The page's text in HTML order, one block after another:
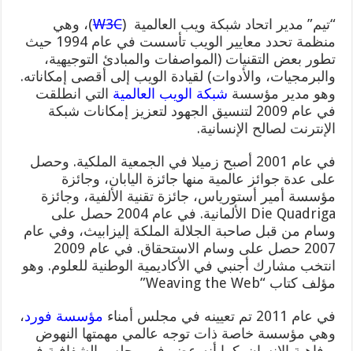
“تيم” مدير اتحاد شبكة ويب العالمية (W3C)، وهي
منظمة تحدد معايير الويب تأسست في عام 1994 حيث
تطور بعض التقنيات (المواصفات والمبادئ التوجيهية،
والبرمجيات، والأدوات) لقيادة الويب إلى أقصى إمكاناته.
وهو مدير مؤسسة شبكة الويب العالمية التي انطلقت
في عام 2009 لتنسيق الجهود لتعزيز إمكانات شبكة
الإنترنت لصالح الإنسانية.
في عام 2001 أصبح زميلا في الجمعية الملكية. وحصل
على عدة جوائز عالمية منها جائزة اليابان، وجائزة
مؤسسة أمير أستورياس، جائزة تقنية الألفية، وجائزة
Die Quadriga الألمانية. في عام 2004 حصل على
وسام من قبل صاحبة الجلالة الملكة إليزابيث، وفي عام
2007 حصل على وسام الاستحقاق. في عام 2009
انتخب مشارك أجنبي في الأكاديمية الوطنية للعلوم. وهو
مؤلف كتاب “Weaving the Web”
في عام 2011 تم تعيينه في مجلس أمناء
مؤسسة فورد،
وهي مؤسسة خاصة ذات توجه عالمي مهمتها النهوض